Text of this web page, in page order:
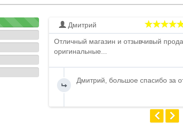
Дмитрий
Отличный магазин и отзывчивый
оригинальные...
Дмитрий, большое спасибо за